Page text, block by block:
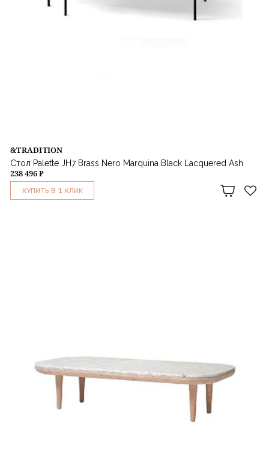
&TRADITION
Стол Palette JH7 Brass Nero Marquina Black Lacquered Ash
238 496 ₽
КУПИТЬ В 1 КЛИК